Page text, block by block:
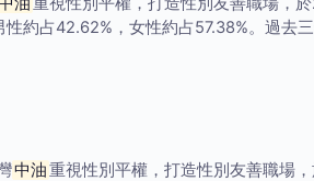
約占42.62%，女性約占57.38%。過去
中油重視性別平權，打造性別友善職場